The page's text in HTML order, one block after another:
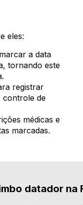
eles:
a data
tornando este
registrar
controle de
médicas e
marcadas.
datador na